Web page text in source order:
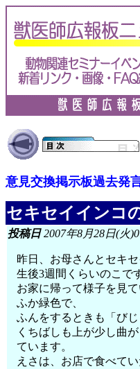
意見交換掲示板過去発
セキセイインコ
投稿日2007年8月28日(火
昨日、お母さんとセキ
生後3週間くらいのこで
お家に帰って様子を見
ふか緑色で、
ふんをするときも「び
くちばしも上が少し曲
ています。
えさは、お店で食べて